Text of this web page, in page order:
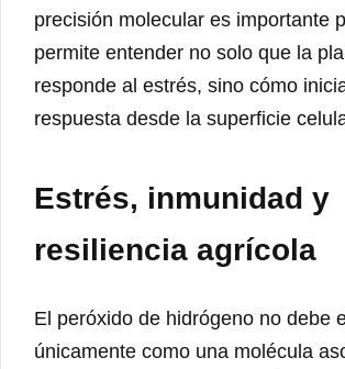
precisión molecular es importante
permite entender no solo que la
responde al estrés, sino cómo
respuesta desde la superficie
Estrés, inmunidad y
resiliencia agrícola
El peróxido de hidrógeno no debe
únicamente como una molécula